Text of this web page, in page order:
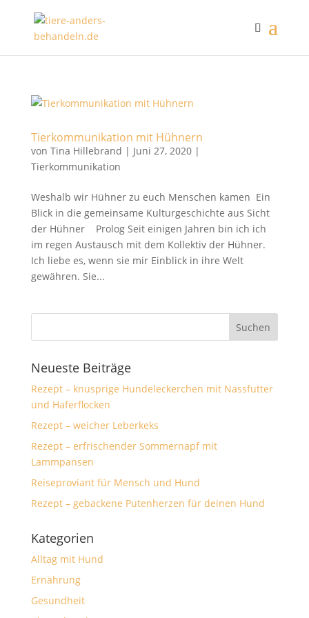
Tierkommunikation mit Hühnern
von Tina Hillebrand | Juni 27, 2020|
Tierkommunikation
Weshalb wir Hühner zu euch Menschen kamen Ein
Blick in die gemeinsame Kulturgeschichte aus Sicht
der Hühner Prolog Seit einigen Jahren bin ich ich
im regen Austausch mit dem Kollektiv der Hühner.
Ich liebe es, wenn sie mir Einblick in ihre Welt
gewähren. Sie...
Neueste Beiträge
Rezept – knusprige Hundeleckerchen mit Nassfutter
und Haferflocken
Rezept – weicher Leberkeks
Rezept – erfrischender Sommernapf mit
Lammpansen
Reiseproviant für Mensch und Hund
Rezept – gebackene Putenherzen für deinen Hund
Kategorien
Alltag mit Hund
Ernährung
Gesundheit